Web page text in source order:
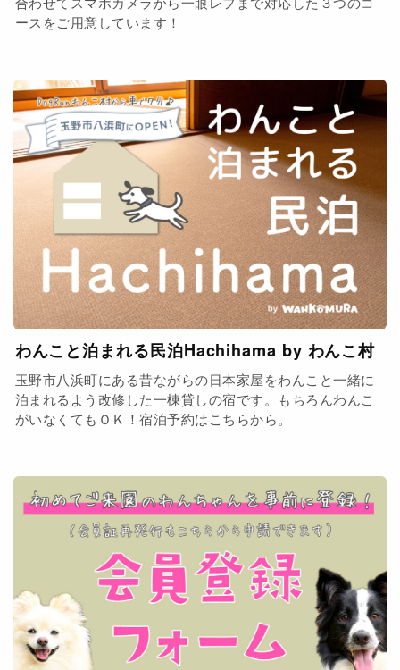
ースをご用意しています！
わんこと泊まれる民泊Hachihama by わんこ村
玉野市八浜町にある昔ながらの日本家屋をわんこと一緒に
泊まれるよう改修した一棟貸しの宿です。もちろんわんこ
がいなくてもＯＫ！宿泊予約はこちらから。